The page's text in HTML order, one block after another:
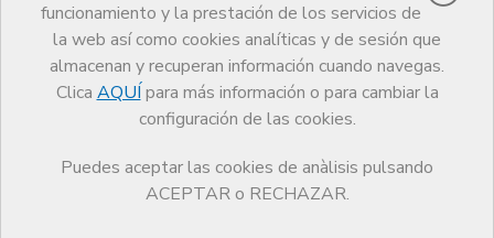
funcionamiento y la prestación de los servicios de
la web así como cookies analíticas y de sesión que
almacenan y recuperan información cuando navegas.
Clica AQUÍ para más información o para cambiar la
configuración de las cookies.
Puedes aceptar las cookies de anàlisis pulsando
ACEPTAR o RECHAZAR.
Noticias
Comunicación
Noticias
Reconocimiento de las prácticas formativas como período cotizado a
la Seguridad Social